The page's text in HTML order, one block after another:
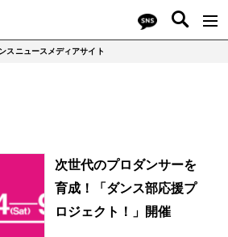
スニュースメディアサイト
次世代のプロダンサーを
育成！「ダンス部応援プ
ロジェクト！」開催